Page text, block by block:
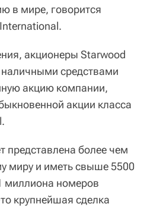
в мире, говорится
акционеры Starwood
средствами
акцию компании,
акции класса
представлена более чем
миру и иметь свыше 5500
миллиона номеров
крупнейшая сделка